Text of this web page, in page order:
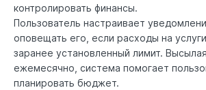
контролировать финансы.
Пользователь настраивает
оповещать его, если расходы на
заранее установленный лимит.
ежемесячно, система помогает
планировать бюджет.